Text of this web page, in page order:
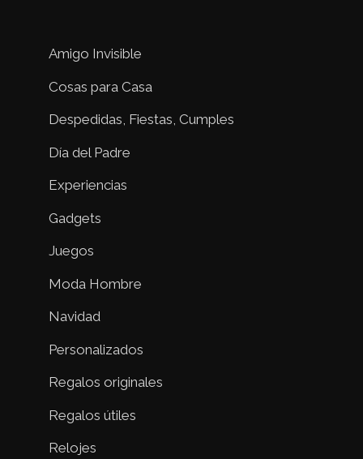
Amigo Invisible
Cosas para Casa
Despedidas, Fiestas, Cumples
Día del Padre
Experiencias
Gadgets
Juegos
Moda Hombre
Navidad
Personalizados
Regalos originales
Regalos útiles
Relojes